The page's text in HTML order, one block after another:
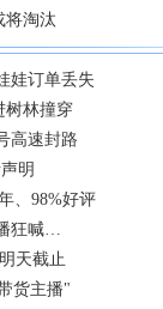
将淘汰
娃订单丢失
树林撞穿
高速封路
明
、98%好评
狂喊…
天截止
货主播"